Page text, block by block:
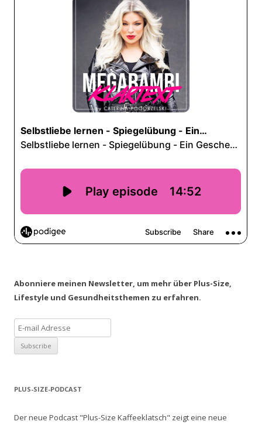
Abonniere meinen Newsletter, um mehr über Plus-Size,
Lifestyle und Gesundheitsthemen zu erfahren.
PLUS-SIZE-PODCAST
Der neue Podcast "Plus-Size Kaffeeklatsch" zeigt eine neue